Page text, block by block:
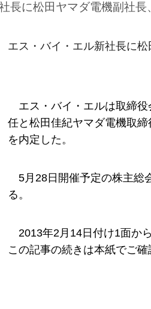
長に松田ヤマダ電機副社
エス・バイ・エル新社長に
エス・バイ・エルは取締
任と松田佳紀ヤマダ電機取
を内定した。
5月28日開催予定の株主総
る。
2013年2月14日付け1面か
この記事の続きは本紙でご